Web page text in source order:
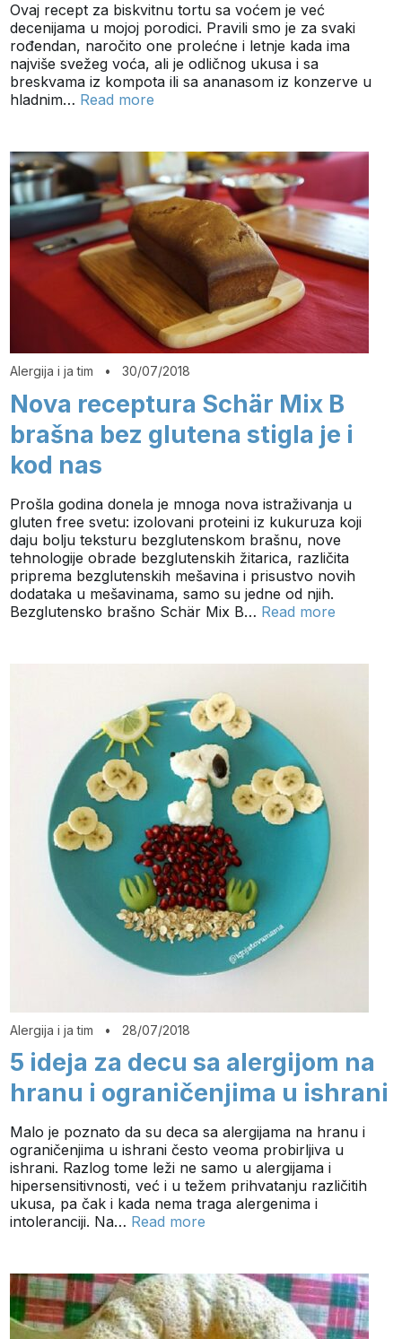
Ovaj recept za biskvitnu tortu sa voćem je već
decenijama u mojoj porodici. Pravili smo je za svaki
rođendan, naročito one prolećne i letnje kada ima
najviše svežeg voća, ali je odličnog ukusa i sa
breskvama iz kompota ili sa ananasom iz konzerve u
hladnim… Read more
Alergija i ja tim •30/07/2018
Nova receptura Schär Mix B
brašna bez glutena stigla je i
kod nas
Prošla godina donela je mnoga nova istraživanja u
gluten free svetu: izolovani proteini iz kukuruza koji
daju bolju teksturu bezglutenskom brašnu, nove
tehnologije obrade bezglutenskih žitarica, različita
priprema bezglutenskih mešavina i prisustvo novih
dodataka u mešavinama, samo su jedne od njih.
Bezglutensko brašno Schär Mix B… Read more
Alergija i ja tim • 28/07/2018
5 ideja za decu sa alergijom na
hranu i ograničenjima u ishrani
Malo je poznato da su deca sa alergijama na hranu i
ograničenjima u ishrani često veoma probirljiva u
ishrani. Razlog tome leži ne samo u alergijama i
hipersensitivnosti, već i u težem prihvatanju različitih
ukusa, pa čak i kada nema traga alergenima i
intoleranciji. Na… Read more